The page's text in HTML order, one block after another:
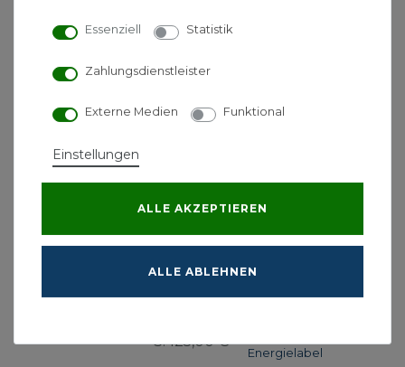
3.425,00 € *
A E Gas-Kombitherme mit
sensoHOME 380/2 &
Austauschzubehör
Energielabel
3.425,00 € *
Essenziell Statistik
Zahlungsdienstleister
Externe Medien Funktional
Einstellungen
ALLE AKZEPTIEREN
ALLE ABLEHNEN